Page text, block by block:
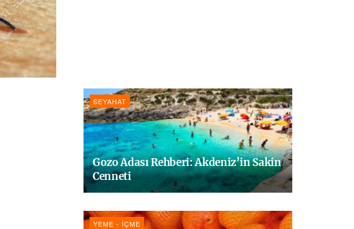
SEYAHAT
Gozo Adası Rehberi: Akdeniz’in Sakin
Cenneti
YEME - İÇME